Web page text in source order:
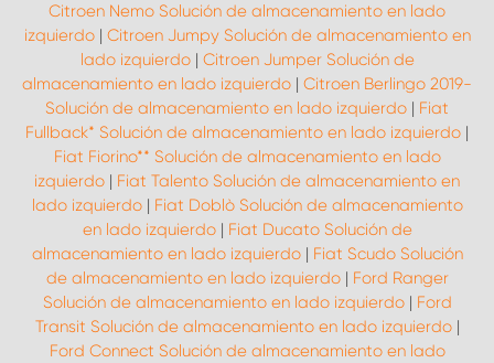
Citroen Nemo Solución de almacenamiento en lado
izquierdo| Citroen Jumpy Solución de almacenamiento en
lado izquierdo| Citroen Jumper Solución de
almacenamiento en lado izquierdo | Citroen Berlingo 2019-
Solución de almacenamiento en lado izquierdo | Fiat
Fullback* Solución de almacenamiento en lado izquierdo |
Fiat Fiorino** Solución de almacenamiento en lado
izquierdo | Fiat Talento Solución de almacenamiento en
lado izquierdo| Fiat Doblò Solución de almacenamiento
en lado izquierdo| Fiat Ducato Solución de
almacenamiento en lado izquierdo| Fiat Scudo Solución
de almacenamiento en lado izquierdo| Ford Ranger
Solución de almacenamiento en lado izquierdo| Ford
Transit Solución de almacenamiento en lado izquierdo|
Ford Connect Solución de almacenamiento en lado